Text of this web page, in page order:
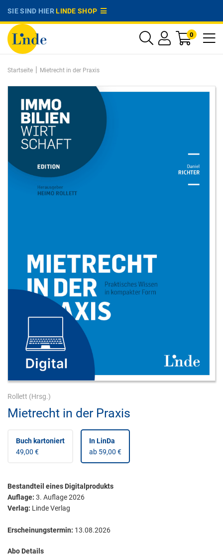
SIE SIND HIERLINDE SHOP
0
Startseite | Mietrecht in der Praxis
Rollett (Hrsg.)
Mietrecht in der Praxis
Buch kartoniert
49,00 €
In LinDa
ab 59,00 €
Bestandteil eines Digitalprodukts
Auflage: 3. Auflage 2026
Verlag: Linde Verlag
Erscheinungstermin: 13.08.2026
Abo Details